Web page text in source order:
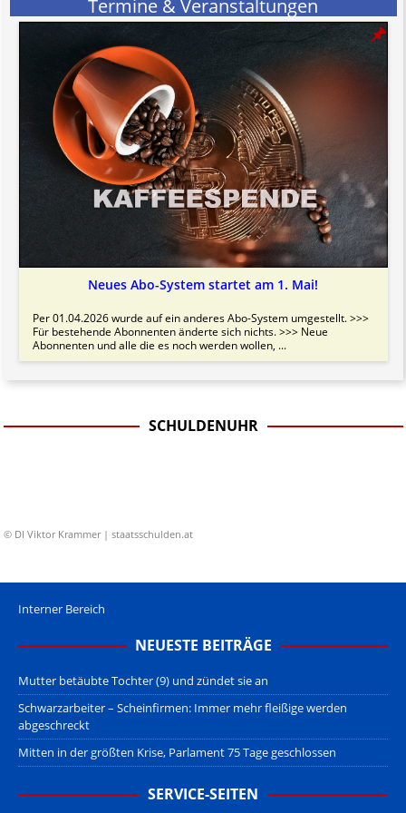
Bitte beachten Sie in dem Zusammenhang auch unsereAGB.
Termine & Veranstaltungen
Neues Abo-System startet am 1. Mai!
Per 01.04.2026 wurde auf ein anderes Abo-System umgestellt. >>>
Für bestehende Abonnenten änderte sich nichts. >>> Neue
Abonnenten und alle die es noch werden wollen, ...
SCHULDENUHR
© DI Viktor Krammer | staatsschulden.at
Interner Bereich
NEUESTE BEITRÄGE
Mutter betäubte Tochter (9) und zündet sie an
Schwarzarbeiter – Scheinfirmen: Immer mehr fleißige werden
abgeschreckt
Mitten in der größten Krise, Parlament 75 Tage geschlossen
SERVICE-SEITEN